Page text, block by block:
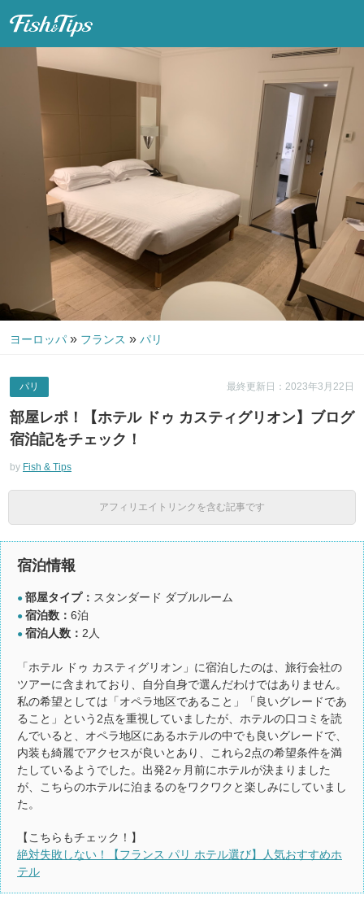
ヨーロッパ » フランス » パリ
最終更新日：2023年3月22日
パリ
部屋レポ！【ホテル ドゥ カスティグリオン】ブログ
宿泊記をチェック！
by Fish & Tips
アフィリエイトリンクを含む記事です
宿泊情報
● 部屋タイプ： スタンダード ダブルルーム
● 宿泊数： 6泊
● 宿泊人数： 2人
「ホテル ドゥ カスティグリオン」に宿泊したのは、旅行会社の
ツアーに含まれており、自分自身で選んだわけではありません。
私の希望としては「オペラ地区であること」「良いグレードであ
ること」という2点を重視していましたが、ホテルの口コミを読
んでいると、オペラ地区にあるホテルの中でも良いグレードで、
内装も綺麗でアクセスが良いとあり、これら2点の希望条件を満
たしているようでした。出発2ヶ月前にホテルが決まりました
が、こちらのホテルに泊まるのをワクワクと楽しみにしていまし
た。
【こちらもチェック！】
絶対失敗しない！【フランス パリ ホテル選び】人気おすすめホ
テル